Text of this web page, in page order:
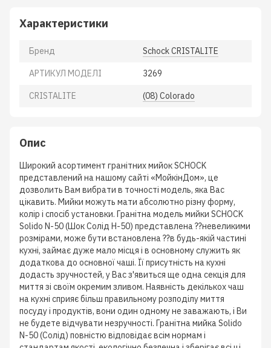
Характеристики
Бренд Schock CRISTALITE
АРТИКУЛ МОДЕЛІ 3269
CRISTALITE (08) Colorado
Опис
Широкий асортимент гранітних мийок SCHOCK
представлений на нашому сайті «МойкінДом», це
дозволить Вам вибрати в точності модель, яка Вас
цікавить. Мийки можуть мати абсолютно різну форму,
колір і спосіб установки. Гранітна модель мийки SCHOCK
Solido N-50 (Шок Солід Н-50) представлена ??невеликими
розмірами, може бути встановлена ??в будь-якій частині
кухні, займає дуже мало місця і в основному служить як
додаткова до основної чаші. Її присутність на кухні
додасть зручностей, у Вас з'явиться ще одна секція для
миття зі своїм окремим зливом. Наявність декількох чаш
на кухні сприяє більш правильному розподілу миття
посуду і продуктів, вони один одному не заважають, і Ви
не будете відчувати незручності. Гранітна мийка Solido
N-50 (Солід) повністю відповідає всім нормам і